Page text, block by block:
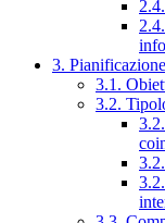
3.
3.1.
3.2.